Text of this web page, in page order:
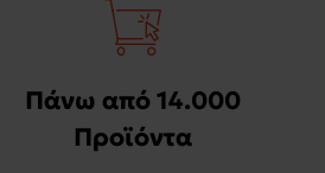
Πάνω από 14.000
Προϊόντα